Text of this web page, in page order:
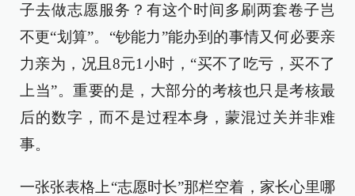
子去做志愿服务？有这个时间多刷两套卷子岂
不更“划算”。“钞能力”能办到的事情又何必要亲
力亲为，况且8元1小时，“买不了吃亏，买不了
上当”。重要的是，大部分的考核也只是考核最
后的数字，而不是过程本身，蒙混过关并非难
事。
一张张表格上“志愿时长”那栏空着，家长心里哪